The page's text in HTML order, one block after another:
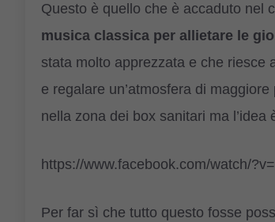
Questo è quello che è accaduto nel
musica classica per allietare le
stata molto apprezzata e che riesce
e regalare un’atmosfera di
nella zona dei box sanitari ma
https://www.facebook.com/watch/
Per far sì che tutto questo fosse